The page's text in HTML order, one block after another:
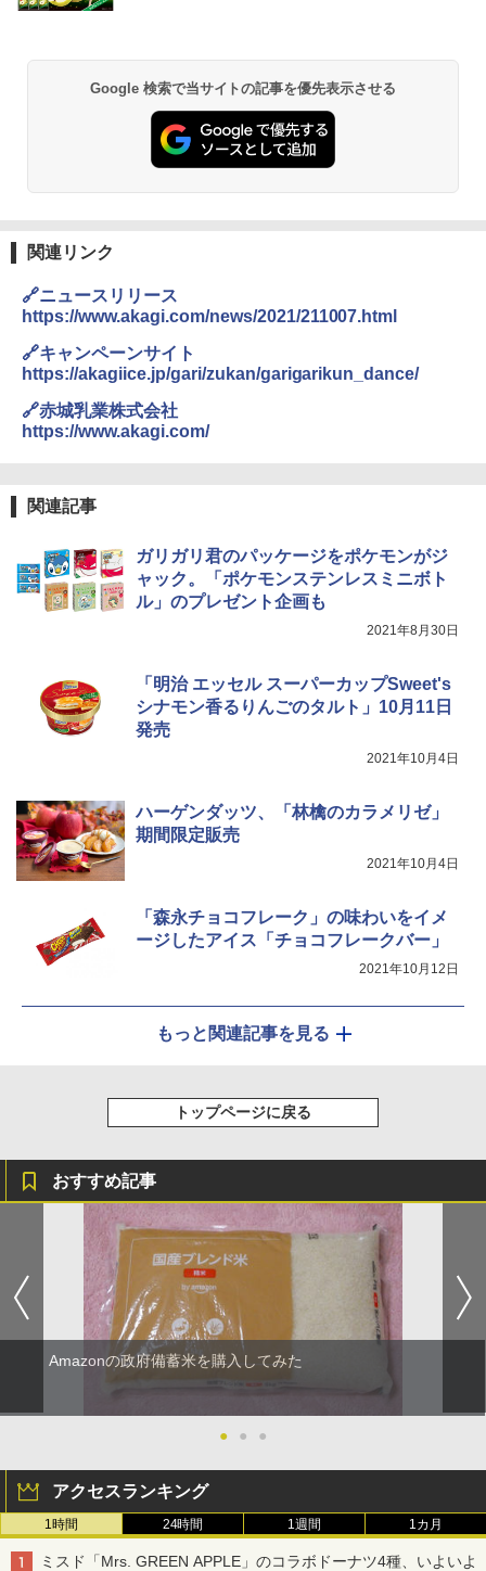
Google 検索で当サイトの記事を優先表示させる
関連リンク
🔗ニュースリリース
https://www.akagi.com/news/2021/211007.html
🔗キャンペーンサイト
https://akagiice.jp/gari/zukan/garigarikun_dance/
🔗赤城乳業株式会社
https://www.akagi.com/
関連記事
ガリガリ君のパッケージをポケモンがジ
ャック。「ポケモンステンレスミニボト
ル」のプレゼント企画も
2021年8月30日
「明治 エッセル スーパーカップSweet's
シナモン香るりんごのタルト」10月11日
発売
2021年10月4日
ハーゲンダッツ、「林檎のカラメリゼ」
期間限定販売
2021年10月4日
「森永チョコフレーク」の味わいをイメ
ージしたアイス「チョコフレークバー」
2021年10月12日
もっと関連記事を見る
トップページに戻る
おすすめ記事
Amazonの政府備蓄米を購入してみた
● ● ●
アクセスランキング
1時間 24時間 1週間 1カ月
ミスド「Mrs. GREEN APPLE」のコラボドーナツ4種、いよいよ